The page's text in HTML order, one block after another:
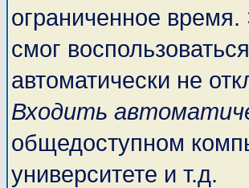
ограниченное время.
смог
автоматически не
Входить
общедоступном
университете и т.д.